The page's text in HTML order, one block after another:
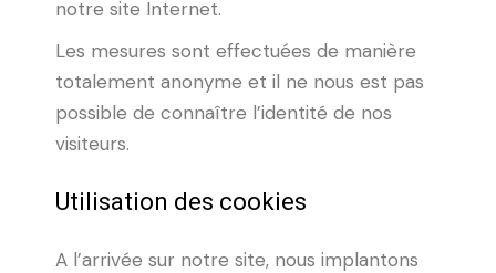
notre site Internet.
Les mesures sont effectuées de manière
totalement anonyme et il ne nous est pas
possible de connaître l’identité de nos
visiteurs.
Utilisation des cookies
A l’arrivée sur notre site, nous implantons